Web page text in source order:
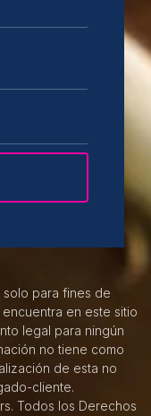
para fines de
en este sitio
legal para ningún
no tiene como
de esta no
cliente.
Todos los Derechos